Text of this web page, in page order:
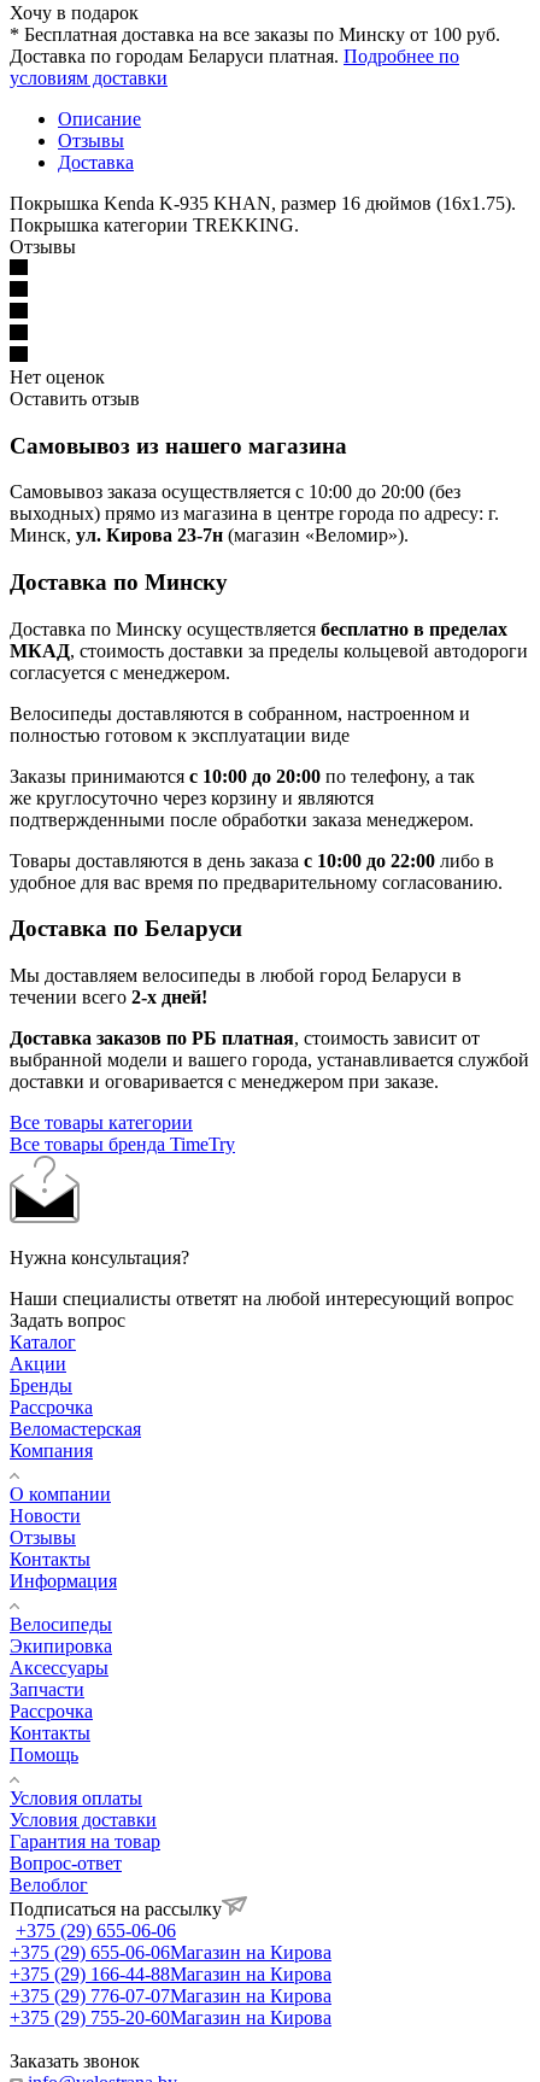
Хочу в подарок
* Бесплатная доставка на все заказы по Минску от 100 руб.
Доставка по городам Беларуси платная. Подробнее по
условиям доставки
Описание
Отзывы
Доставка
Покрышка Kenda K-935 KHAN, размер 16 дюймов (16x1.75).
Покрышка категории TREKKING.
Отзывы
Нет оценок
Оставить отзыв
Самовывоз из нашего магазина
Самовывоз заказа осуществляется с 10:00 до 20:00 (без
выходных) прямо из магазина в центре города по адресу: г.
Минск, ул. Кирова 23-7н (магазин «Веломир»).
Доставка по Минску
Доставка по Минску осуществляется бесплатно в пределах
МКАД, стоимость доставки за пределы кольцевой автодороги
согласуется с менеджером.
Велосипеды доставляются в собранном, настроенном и
полностью готовом к эксплуатации виде
Заказы принимаются с 10:00 до 20:00 по телефону, а так
же круглосуточно через корзину и являются
подтвержденными после обработки заказа менеджером.
Товары доставляются в день заказа с 10:00 до 22:00 либо в
удобное для вас время по предварительному согласованию.
Доставка по Беларуси
Мы доставляем велосипеды в любой город Беларуси в
течении всего 2-х дней!
Доставка заказов по РБ платная, стоимость зависит от
выбранной модели и вашего города, устанавливается службой
доставки и оговаривается с менеджером при заказе.
Все товары категории
Все товары бренда TimeTry
Нужна консультация?
Наши специалисты ответят на любой интересующий вопрос
Задать вопрос
Каталог
Акции
Бренды
Рассрочка
Веломастерская
Компания
О компании
Новости
Отзывы
Контакты
Информация
Велосипеды
Экипировка
Аксессуары
Запчасти
Рассрочка
Контакты
Помощь
Условия оплаты
Условия доставки
Гарантия на товар
Вопрос-ответ
Велоблог
Подписаться на рассылку
+375 (29) 655-06-06
+375 (29) 655-06-06Магазин на Кирова
+375 (29) 166-44-88Магазин на Кирова
+375 (29) 776-07-07Магазин на Кирова
+375 (29) 755-20-60Магазин на Кирова
Заказать звонок